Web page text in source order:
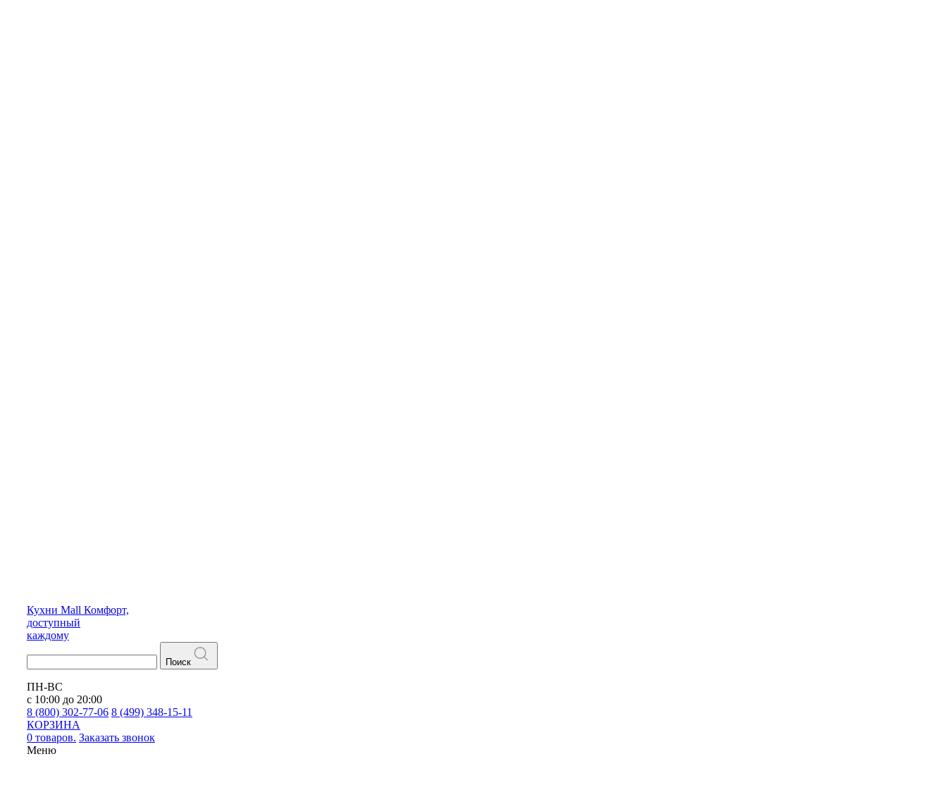
Кухни Mall Комфорт,
доступный
каждому
Поиск
ПН-ВС
с 10:00 до 20:00
8 (800) 302-77-06 8 (499) 348-15-11
КОРЗИНА
0 товаров. Заказать звонок
Меню